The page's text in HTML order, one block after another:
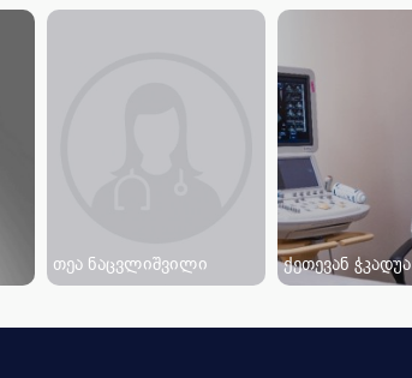
თეა ნაცვლიშვილი ქეთევან ჭკადუა